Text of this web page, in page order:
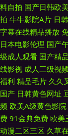
料自拍 国产日韩欧
拍 牛牛影院A片 日
字幕在线精品播放
日本电影伦理 国产
级成人观看 国产精
线影视 成人三级视
福利 精品毛片 久久
国产 日韩黄色网址
频 欧美A级黄色影院
费 91金典免费 欧美
动漫二区三区 久草